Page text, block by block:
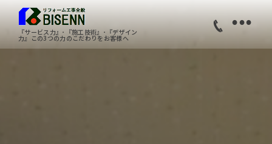
『サービス力』･『施工技術』･『デザイン
力』この3つの力のこだわりをお客様へ
•